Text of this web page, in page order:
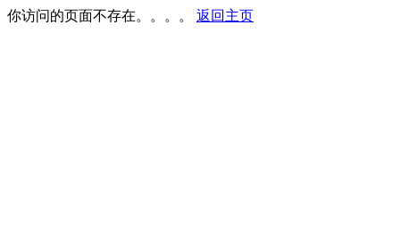
你访问的页面不存在。。。。 返回主页